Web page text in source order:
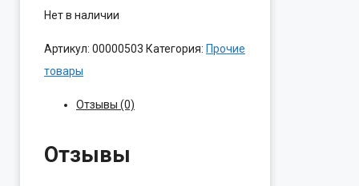
Нет в наличии
Артикул: 00000503 Категория: Прочие
товары
Отзывы (0)
Отзывы